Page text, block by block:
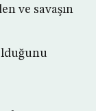
ve savaşın